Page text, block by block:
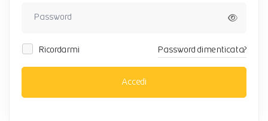
Ricordarmi Password dimenticata?
Accedi